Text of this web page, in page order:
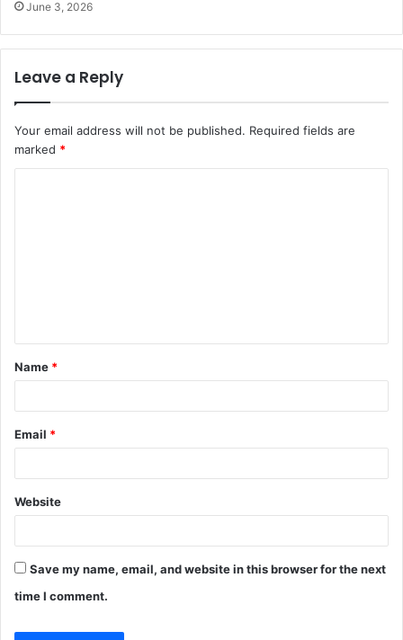
June 3, 2026
Leave a Reply
Your email address will not be published. Required fields are
marked *
t
*
Name *
Email *
Website
Save my name, email, and website in this browser for the next
time I comment.